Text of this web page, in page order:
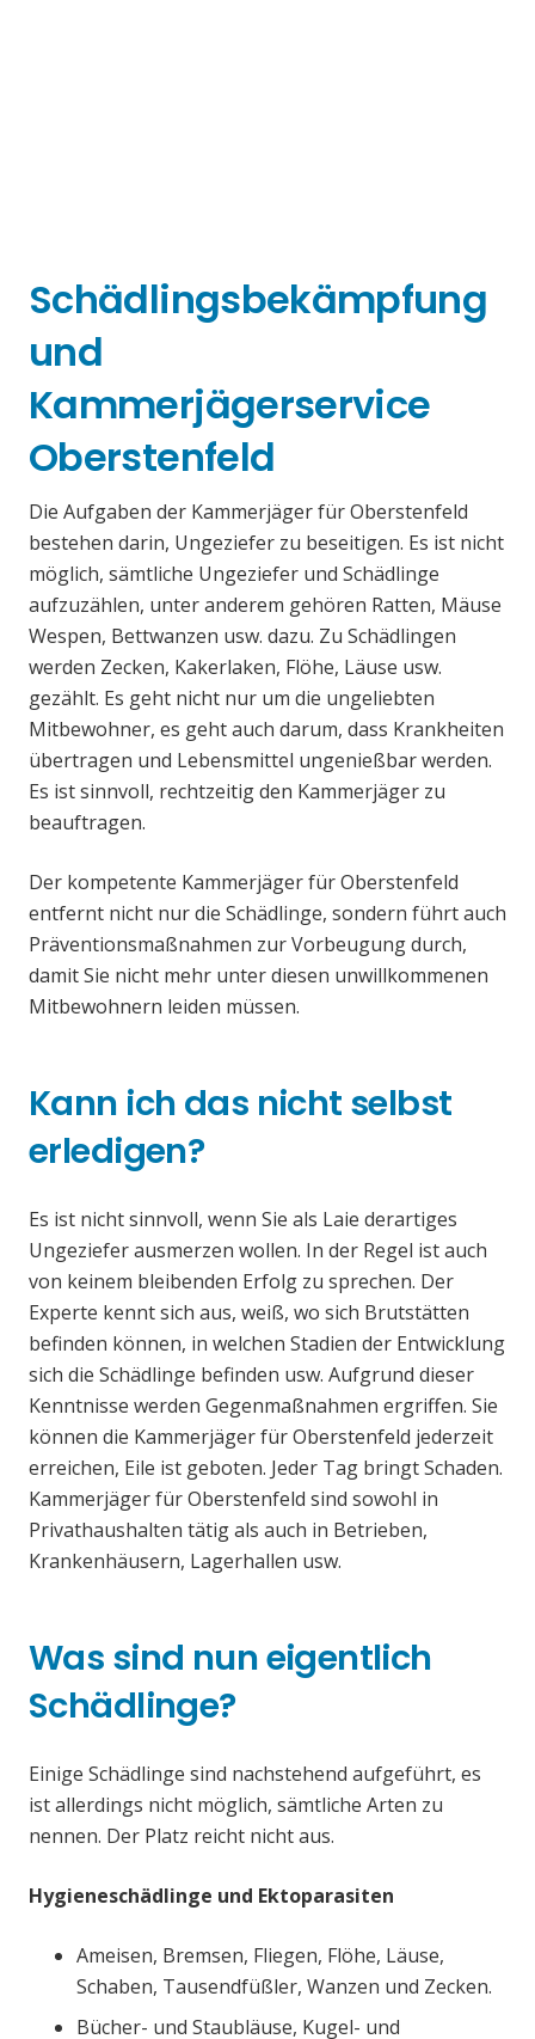
Schädlingsbekämpfung
und
Kammerjägerservice
Oberstenfeld
Die Aufgaben der Kammerjäger für Oberstenfeld
bestehen darin, Ungeziefer zu beseitigen. Es ist nicht
möglich, sämtliche Ungeziefer und Schädlinge
aufzuzählen, unter anderem gehören Ratten, Mäuse
Wespen, Bettwanzen usw. dazu. Zu Schädlingen
werden Zecken, Kakerlaken, Flöhe, Läuse usw.
gezählt. Es geht nicht nur um die ungeliebten
Mitbewohner, es geht auch darum, dass Krankheiten
übertragen und Lebensmittel ungenießbar werden.
Es ist sinnvoll, rechtzeitig den Kammerjäger zu
beauftragen.
Der kompetente Kammerjäger für Oberstenfeld
entfernt nicht nur die Schädlinge, sondern führt auch
Präventionsmaßnahmen zur Vorbeugung durch,
damit Sie nicht mehr unter diesen unwillkommenen
Mitbewohnern leiden müssen.
Kann ich das nicht selbst
erledigen?
Es ist nicht sinnvoll, wenn Sie als Laie derartiges
Ungeziefer ausmerzen wollen. In der Regel ist auch
von keinem bleibenden Erfolg zu sprechen. Der
Experte kennt sich aus, weiß, wo sich Brutstätten
befinden können, in welchen Stadien der Entwicklung
sich die Schädlinge befinden usw. Aufgrund dieser
Kenntnisse werden Gegenmaßnahmen ergriffen. Sie
können die Kammerjäger für Oberstenfeld jederzeit
erreichen, Eile ist geboten. Jeder Tag bringt Schaden.
Kammerjäger für Oberstenfeld sind sowohl in
Privathaushalten tätig als auch in Betrieben,
Krankenhäusern, Lagerhallen usw.
Was sind nun eigentlich
Schädlinge?
Einige Schädlinge sind nachstehend aufgeführt, es
ist allerdings nicht möglich, sämtliche Arten zu
nennen. Der Platz reicht nicht aus.
Hygieneschädlinge und Ektoparasiten
Ameisen, Bremsen, Fliegen, Flöhe, Läuse,
Schaben, Tausendfüßler, Wanzen und Zecken.
Bücher- und Staubläuse, Kugel- und